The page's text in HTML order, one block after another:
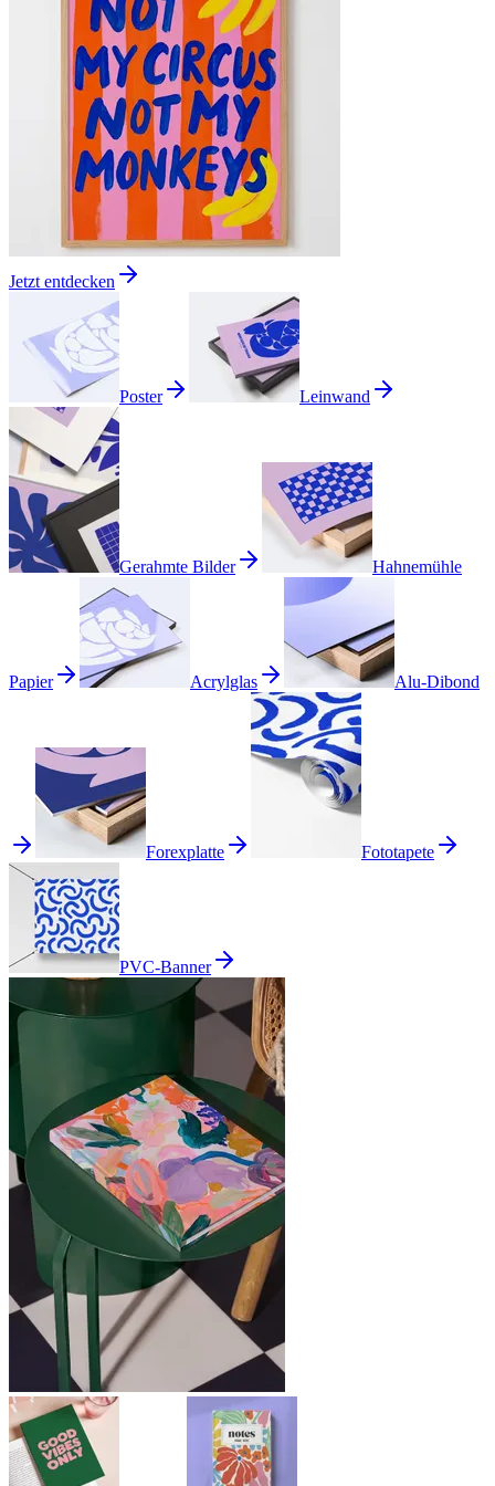
Jetzt entdecken
Poster Leinwand
Gerahmte Bilder Hahnemühle
Papier Acrylglas Alu-Dibond
Forexplatte Fototapete
PVC-Banner